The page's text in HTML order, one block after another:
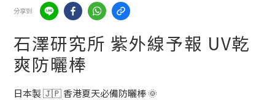
分享到
石澤研究所 紫外線予報 UV乾
爽防曬棒
日本製 🇯🇵 香港夏天必備防曬棒 🌞